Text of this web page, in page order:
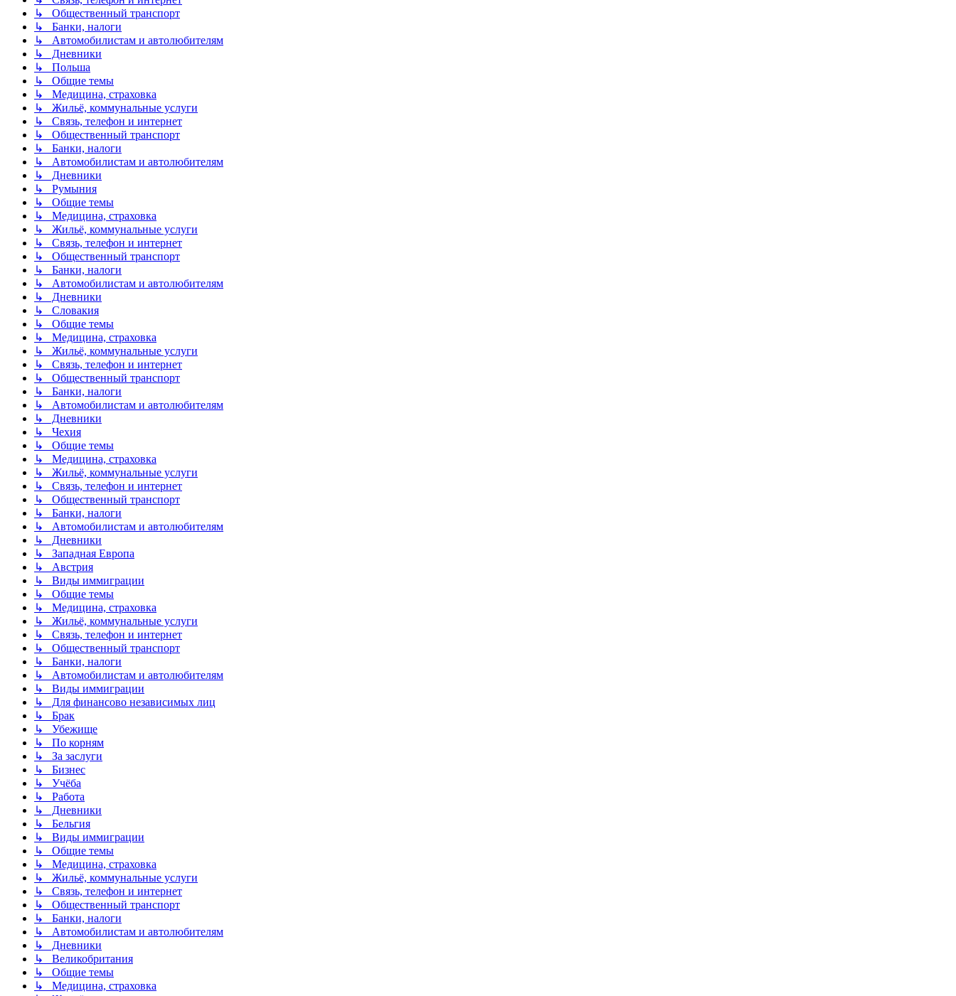
↳ Общественный транспорт
↳ Банки, налоги
↳ Автомобилистам и автолюбителям
↳ Дневники
↳ Польша
↳ Общие темы
↳ Медицина, страховка
↳ Жильё, коммунальные услуги
↳ Связь, телефон и интернет
↳ Общественный транспорт
↳ Банки, налоги
↳ Автомобилистам и автолюбителям
↳ Дневники
↳ Румыния
↳ Общие темы
↳ Медицина, страховка
↳ Жильё, коммунальные услуги
↳ Связь, телефон и интернет
↳ Общественный транспорт
↳ Банки, налоги
↳ Автомобилистам и автолюбителям
↳ Дневники
↳ Словакия
↳ Общие темы
↳ Медицина, страховка
↳ Жильё, коммунальные услуги
↳ Связь, телефон и интернет
↳ Общественный транспорт
↳ Банки, налоги
↳ Автомобилистам и автолюбителям
↳ Дневники
↳ Чехия
↳ Общие темы
↳ Медицина, страховка
↳ Жильё, коммунальные услуги
↳ Связь, телефон и интернет
↳ Общественный транспорт
↳ Банки, налоги
↳ Автомобилистам и автолюбителям
↳ Дневники
↳ Западная Европа
↳ Австрия
↳ Виды иммиграции
↳ Общие темы
↳ Медицина, страховка
↳ Жильё, коммунальные услуги
↳ Связь, телефон и интернет
↳ Общественный транспорт
↳ Банки, налоги
↳ Автомобилистам и автолюбителям
↳ Виды иммиграции
↳ Для финансово независимых лиц
↳ Брак
↳ Убежище
↳ По корням
↳ За заслуги
↳ Бизнес
↳ Учёба
↳ Работа
↳ Дневники
↳ Бельгия
↳ Виды иммиграции
↳ Общие темы
↳ Медицина, страховка
↳ Жильё, коммунальные услуги
↳ Связь, телефон и интернет
↳ Общественный транспорт
↳ Банки, налоги
↳ Автомобилистам и автолюбителям
↳ Дневники
↳ Великобритания
↳ Общие темы
↳ Медицина, страховка